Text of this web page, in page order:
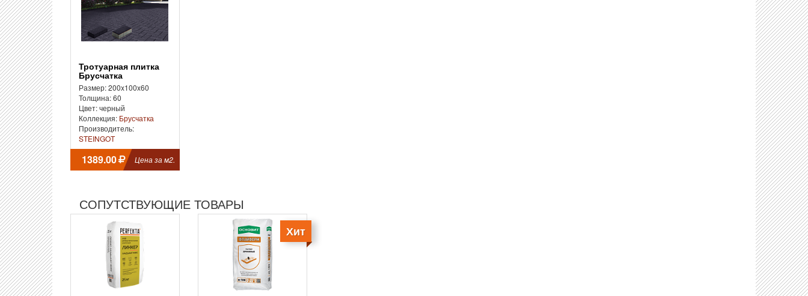
Тротуарная плитка
Брусчатка
Размер: 200x100x60
Толщина: 60
Цвет: черный
Коллекция: Брусчатка
Производитель:
STEINGOT
1389.00 Цена за м2.
СОПУТСТВУЮЩИЕ ТОВАРЫ
Хит